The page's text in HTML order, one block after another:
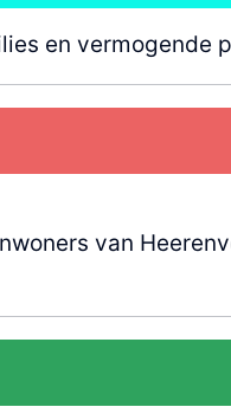
en vermogende
van